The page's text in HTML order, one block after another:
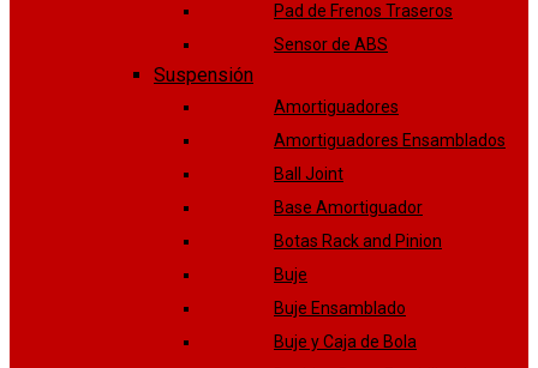
Pad de Frenos Traseros
Sensor de ABS
Suspensión
Amortiguadores
Amortiguadores Ensamblados
Ball Joint
Base Amortiguador
Botas Rack and Pinion
Buje
Buje Ensamblado
Buje y Caja de Bola